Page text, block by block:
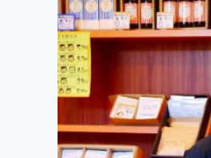
テクノロ
ビジネス